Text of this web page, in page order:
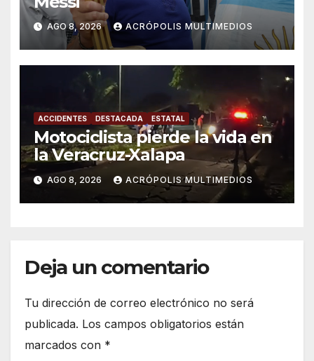
AGO 8, 2026 ACRÓPOLIS MULTIMEDIOS
ACCIDENTES DESTACADA ESTATAL
Motociclista pierde la vida en
la Veracruz-Xalapa
AGO 8, 2026 ACRÓPOLIS MULTIMEDIOS
Deja un comentario
Tu dirección de correo electrónico no será
publicada. Los campos obligatorios están
marcados con *